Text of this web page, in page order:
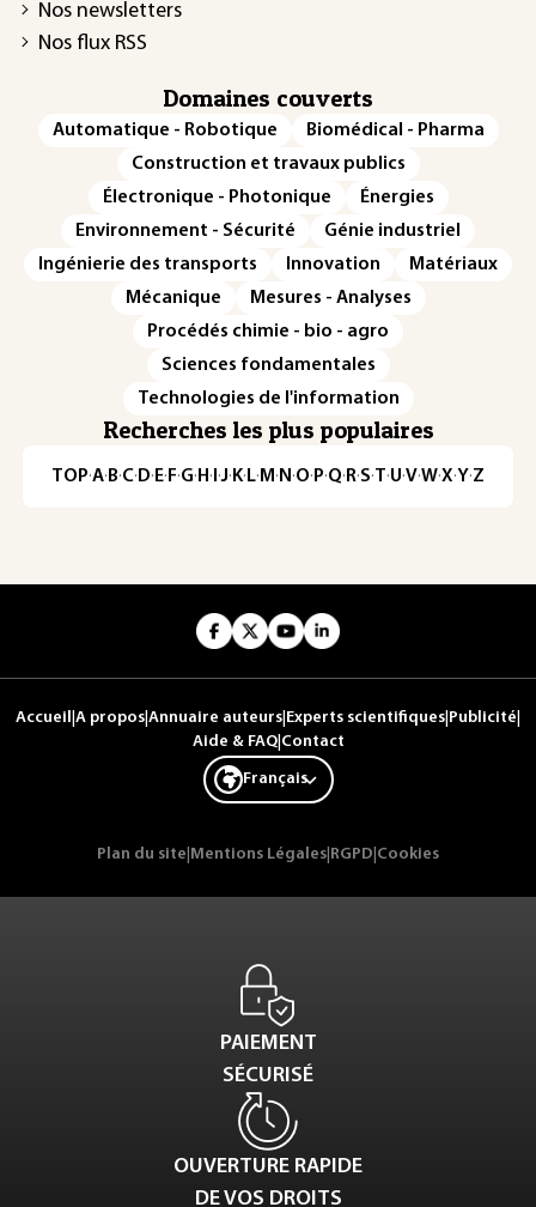
Nos newsletters
Nos flux RSS
Domaines couverts
Automatique - Robotique
Biomédical - Pharma
Construction et travaux publics
Électronique - Photonique
Énergies
Environnement - Sécurité
Génie industriel
Ingénierie des transports
Innovation
Matériaux
Mécanique
Mesures - Analyses
Procédés chimie - bio - agro
Sciences fondamentales
Technologies de l'information
Recherches les plus populaires
TOP·A·B·C· D· E· F·G· H · ·J· K· L· M · N ·O· P·Q· R·S·T·U·V·W·X·Y·Z
Accueil A propos Annuaire auteurs Experts scientifiques Publicité
Aide & FAQ| Contact
Français
Plan du site Mentions Légales RGPD Cookies
PAIEMENT
SÉCURISÉ
OUVERTURE RAPIDE
DE VOS DROITS